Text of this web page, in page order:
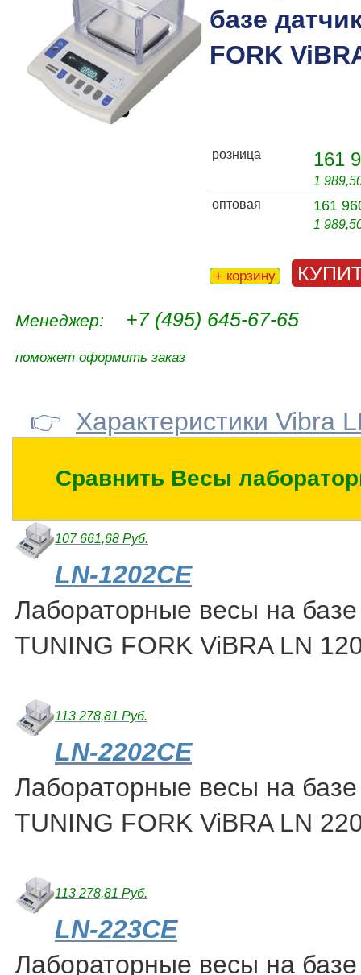
базе
FORK
розница 161
1
оптовая
161
1
+ корзину
Менеджер: +7 (495) 645-67-65
поможет оформить заказ
👉 Характеристики Vibra
Сравнить Весы
107 661,68 Руб.
LN-1202CE
Лабораторные весы на базе
TUNING FORK ViBRA LN
113 278,81 Руб.
LN-2202CE
Лабораторные весы на базе
TUNING FORK ViBRA LN
113 278,81 Руб.
LN-223CE
Лабораторные весы на базе